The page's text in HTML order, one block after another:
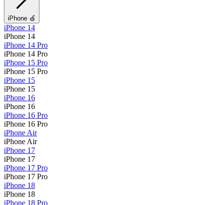
iPhone 🍏
iPhone 14
iPhone 14
iPhone 14 Pro
iPhone 14 Pro
iPhone 15 Pro
iPhone 15 Pro
iPhone 15
iPhone 15
iPhone 16
iPhone 16
iPhone 16 Pro
iPhone 16 Pro
iPhone Air
iPhone Air
iPhone 17
iPhone 17
iPhone 17 Pro
iPhone 17 Pro
iPhone 18
iPhone 18
iPhone 18 Pro